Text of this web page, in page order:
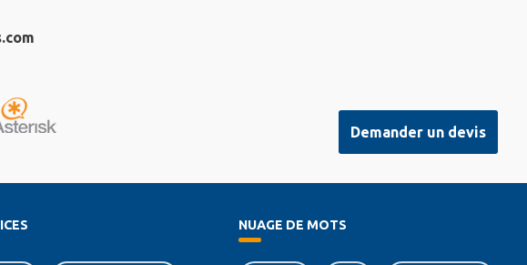
Demander un devis
NUAGE DE MOTS